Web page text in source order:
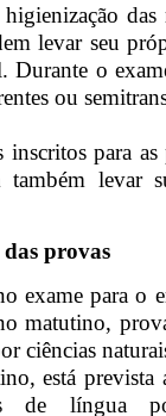
das
levar seu
Durante o
ou
inscritos para
também levar
provas
exame para o
matutino,
ciências
está prevista
de língua